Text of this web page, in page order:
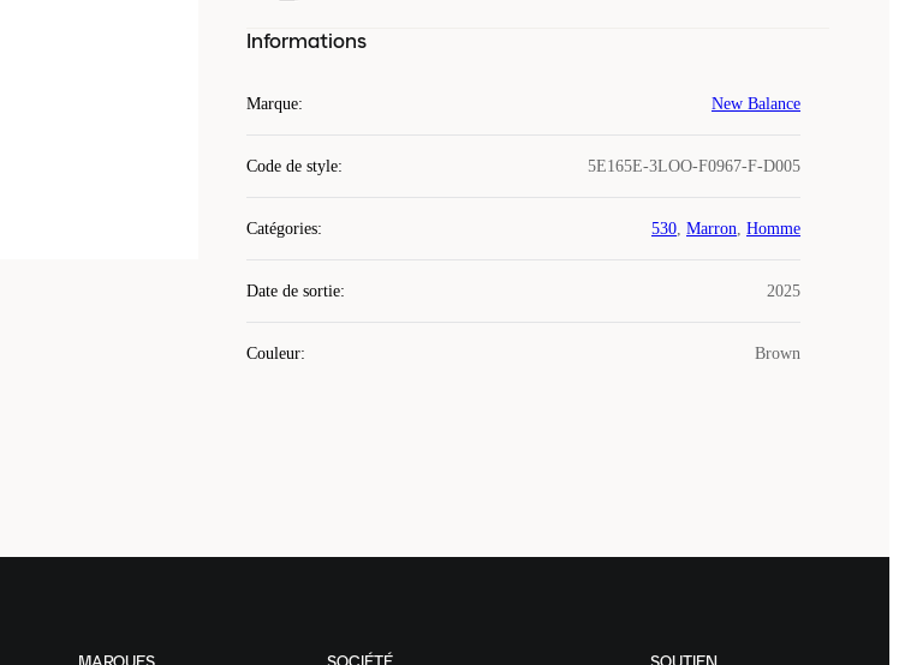
Informations
Marque: New Balance
Code de style: 5E165E-3LOO-F0967-F-D005
Catégories: 530, Marron, Homme
Date de sortie: 2025
Couleur: Brown